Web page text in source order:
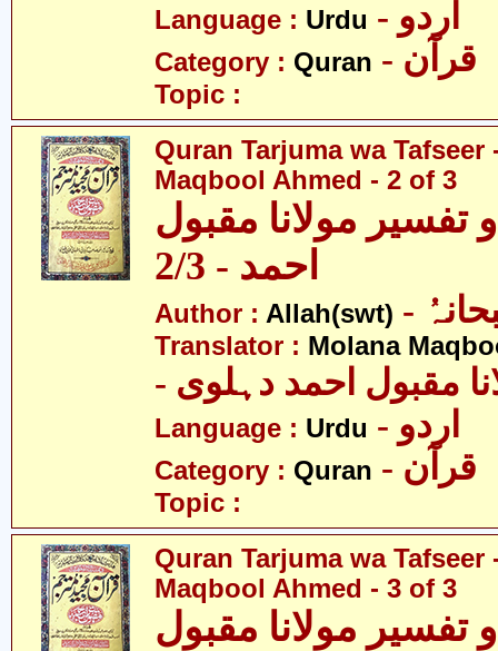
Language : Urdu - اردو
Category : Quran - قرآن
Topic :
Quran Tarjuma wa Tafseer
Maqbool Ahmed - 2 of 3
تفسیر مولانا مقبول
احمد - 2/3
Author : Allah(swt)
Translator : Molana
مقبول احمد دہلوی
Language : Urdu - اردو
Category : Quran - قرآن
Topic :
Quran Tarjuma wa Tafseer
Maqbool Ahmed - 3 of 3
تفسیر مولانا مقبول